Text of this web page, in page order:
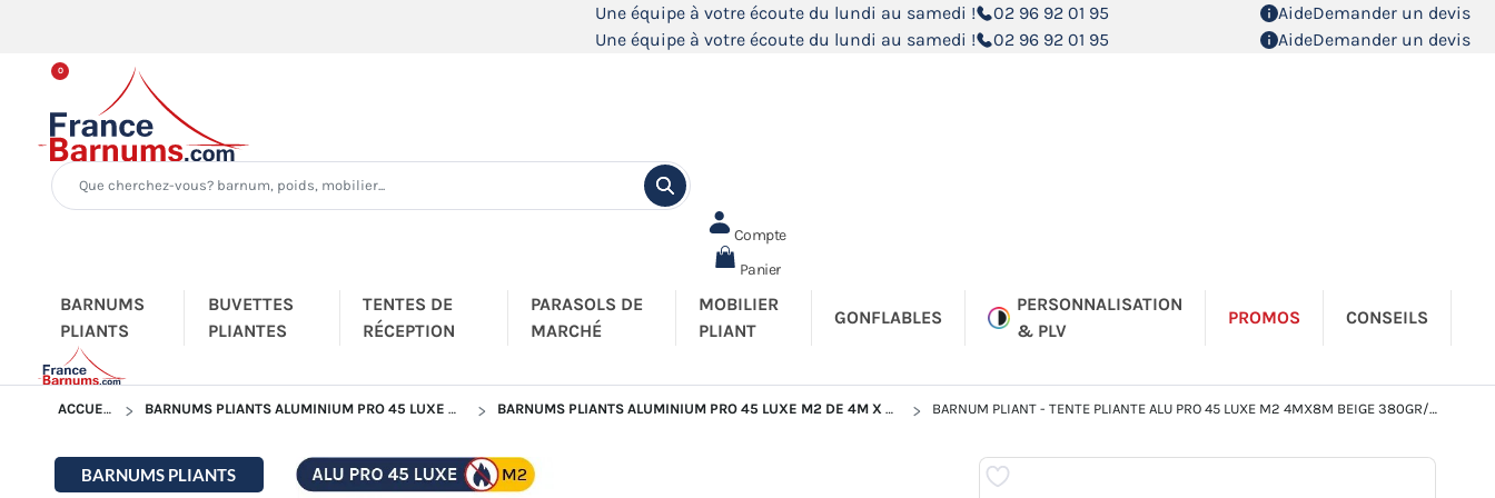
Une équipe à votre écoute du lundi au samedi ! 02 96 92 01 95 AideDemander un devis
Une équipe à votre écoute du lundi au samedi !
02 96 92 01 95 AideDemander un devis
Compte
0
Panier
BARNUMS
PLIANTS
BUVETTES
PLIANTES
TENTES DE
RÉCEPTION
PARASOLS DE
MARCHÉ
MOBILIER
PLIANT
GONFLABLES
PERSONNALISATION
& PLV
PROMOS CONSEILS
ACCUEIL BARNUMS PLIANTS ALUMINIUM PRO 45 LUXE M2 BARNUMS PLIANTS ALUMINIUM PRO 45 LUXE M2 DE 4M X 8M BARNUM PLIANT - TENTE PLIANTE ALU PRO 45 LUXE M2 4MX8M BEIGE 380GR/M²
BARNUMS PLIANTS